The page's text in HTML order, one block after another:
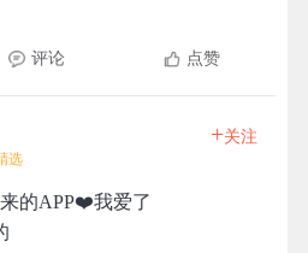
评论 点赞
选
+关注
的APP❤️我爱了